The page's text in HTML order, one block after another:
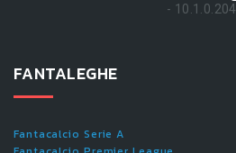
- 10.1.0.204
FANTALEGHE
Fantacalcio Serie A